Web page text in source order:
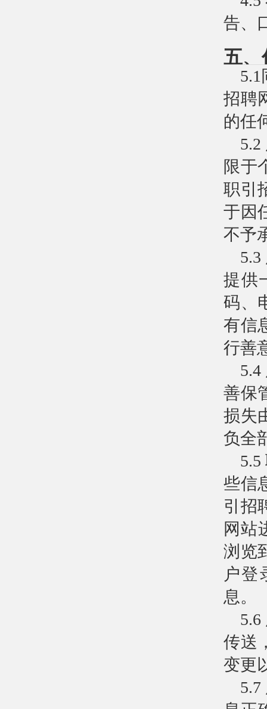
告、
五、
招聘
的任
限于
职引
于因
不予
提供
码、
有信
行善
善保
损失
负全
些信
引招
网站
浏览
户登
息。
传送
变更